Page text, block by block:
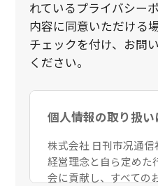
れているプライバシー
内容に同意いただける
チェックを付け、お問
ください。
個人情報の取り扱い
株式会社 日刊市况通信
経営理念と自ら定めた
会に貢献し、すべての